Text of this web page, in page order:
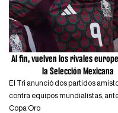
Al fin, vuelven los rivales
la Selección Mexicana
El Tri anunció dos partidos
contra equipos mundialistas,
Copa Oro